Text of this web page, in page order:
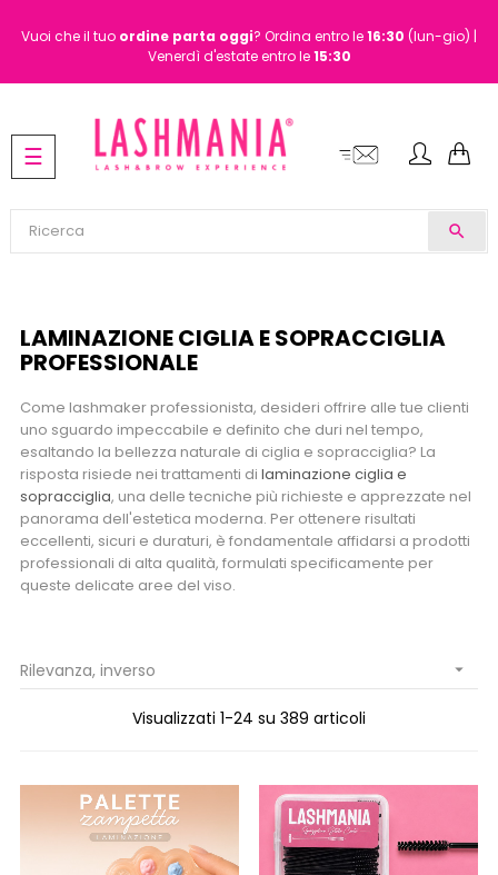
Vuoi che il tuo ordine parta oggi? Ordina entro le16:30 (lun-gio) |
Venerdì d'estate entro le15:30
search
navigazione
Toggle
☰
LAMINAZIONE CIGLIA E SOPRACCIGLIA
PROFESSIONALE
Come lashmaker professionista, desideri offrire alle tue clienti
uno sguardo impeccabile e definito che duri nel tempo,
esaltando la bellezza naturale di ciglia e sopracciglia? La
risposta risiede nei trattamenti di laminazione ciglia e
sopracciglia, una delle tecniche più richieste e apprezzate nel
panorama dell'estetica moderna. Per ottenere risultati
eccellenti, sicuri e duraturi, è fondamentale affidarsi a prodotti
professionali di alta qualità, formulati specificamente per
queste delicate aree del viso.
Rilevanza, inverso 
Visualizzati 1-24 su 389 articoli